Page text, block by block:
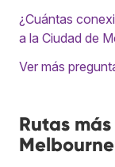
¿Cuántas
a la Ciudad de
Ver más
Rutas
Melbourne